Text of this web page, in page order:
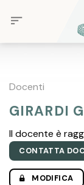
Docenti
GIRARDI
Il docente è
CONTATTA
MODIFICA